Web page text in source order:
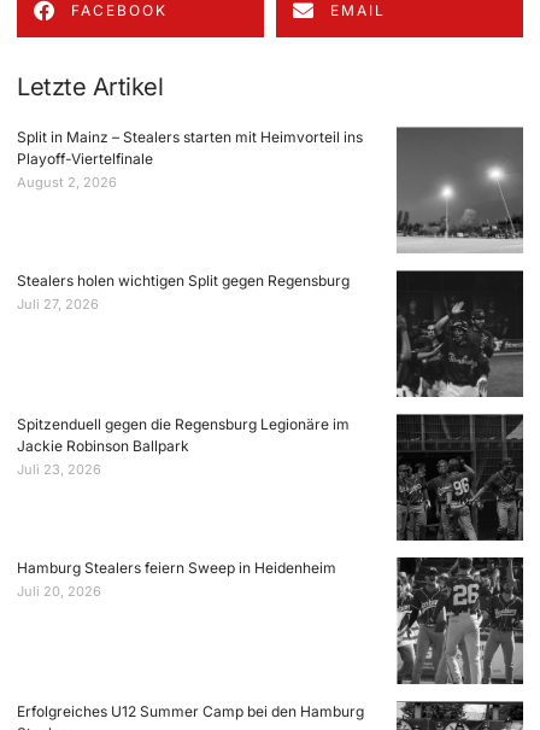
FACEBOOK EMAIL
Letzte Artikel
Split in Mainz – Stealers starten mit Heimvorteil ins
Playoff-Viertelfinale
August 2, 2026
Stealers holen wichtigen Split gegen Regensburg
Juli 27, 2026
Spitzenduell gegen die Regensburg Legionäre im
Jackie Robinson Ballpark
Juli 23, 2026
Hamburg Stealers feiern Sweep in Heidenheim
Juli 20, 2026
Erfolgreiches U12 Summer Camp bei den Hamburg